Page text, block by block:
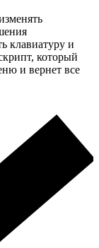
клавиатуру и
который
и вернет все